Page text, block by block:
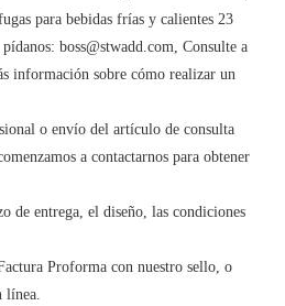
boss@stwadd.com, Consulte a
información sobre cómo realizar un
o envío del artículo de consulta
a contactarnos para obtener
de entrega, el diseño, las condiciones
Proforma con nuestro sello, o
línea.